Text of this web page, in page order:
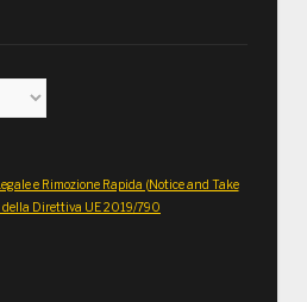
e Rimozione Rapida (Notice and Take
della Direttiva UE 2019/790